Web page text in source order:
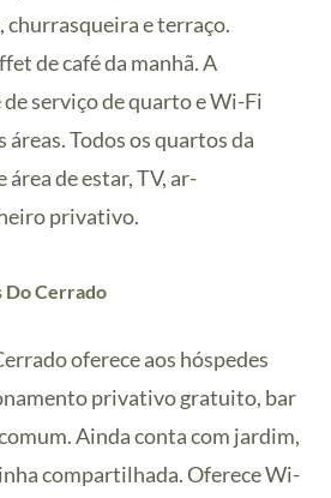
e terraço.
de café da manhã.A
serviço de quarto e Wi-Fi
áreas.Todos os quartos da
de estar, TV, ar-
privativo.
Do Cerrado
oferece aos hóspedes
privativo gratuito, bar
Ainda conta com jardim,
compartilhada. Oferece Wi-